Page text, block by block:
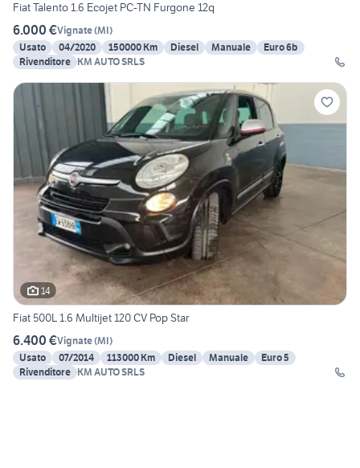
Fiat Talento 1.6 Ecojet PC-TN Furgone 12q
6.000 €Vignate(MI)
Usato
04/2020 150000 Km Diesel Manuale
Euro 6b
Rivenditore KM AUTO SRLS
14
Fiat 500L 1.6 Multijet 120 CV Pop Star
6.400 €Vignate(MI)
Usato
07/2014 113000 Km Diesel Manuale
Euro 5
Rivenditore KM AUTO SRLS